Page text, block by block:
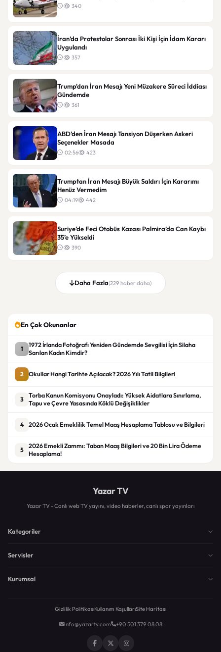
340
İran’da Protestolar Sonrası İki Kişi İçin İdam Kararı
Uygulandı
357
Trump'dan İran Mesajı Yeni Müzakere Süreci İddiası
Gündemde
361
ABD’den İran Mesajı Tansiyon Düşerken Askeri
Seçenekler Masada
02:56 423
Trumptan İran Mesajı Büyük Saldırı İçin Kararımı
Henüz Vermedim
04:19 442
Suriye’de Feci Otobüs Kazası Palmira’da Can Kaybı
35’e Yükseldi
390
Daha Fazla(229 haber daha)
En Çok Okunanlar
1
1972 İrlanda Fotoğrafı Yeniden Gündemde Sevgilisi İçin Silaha
Sarılan Kadın Kimdir?
2 Okullar Hangi Tarihte Açılacak? 2026 Yılı Tatil Bilgileri
3
Torba Kanun Komisyonu Onayladı: Yüksek Aidatlara Sınırlama,
Tapu ve Çevre Yasasında Köklü Değişiklikler
4 2026 Ocak Emeklilik Temel Maaş Hesaplama Tablosu ve Bilgileri
5
2026 Emekli Zammı: Taban Maaş Bilgileri ve 20 Bin Lira Ödeme
Hesaplama!
Yazar TV
Yazar TV - Canlı web TV yayını, video haberler, canlı spor yayınları
Kategoriler
Servisler
Kurumsal
Gizlilik PolitikasıKullanım KoşullarıSite Haritası
info@yazartv.com +90 501 379 08 08